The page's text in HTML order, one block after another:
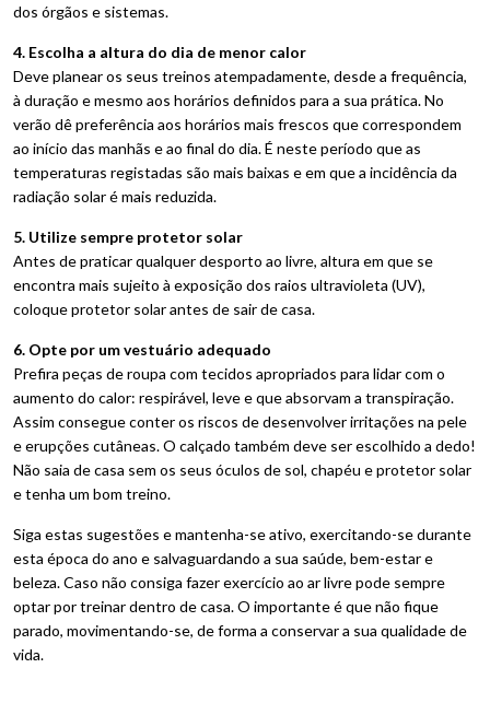
dos órgãos e sistemas.
4. Escolha a altura do dia de menor calor
Deve planear os seus treinos atempadamente, desde a frequência,
à duração e mesmo aos horários definidos para a sua prática. No
verão dê preferência aos horários mais frescos que correspondem
ao início das manhãs e ao final do dia. É neste período que as
temperaturas registadas são mais baixas e em que a incidência da
radiação solar é mais reduzida.
5. Utilize sempre protetor solar
Antes de praticar qualquer desporto ao livre, altura em que se
encontra mais sujeito à exposição dos raios ultravioleta (UV),
coloque protetor solar antes de sair de casa.
6. Opte por um vestuário adequado
Prefira peças de roupa com tecidos apropriados para lidar com o
aumento do calor: respirável, leve e que absorvam a transpiração.
Assim consegue conter os riscos de desenvolver irritações na pele
e erupções cutâneas. O calçado também deve ser escolhido a dedo!
Não saia de casa sem os seus óculos de sol, chapéu e protetor solar
e tenha um bom treino.
Siga estas sugestões e mantenha-se ativo, exercitando-se durante
esta época do ano e salvaguardando a sua saúde, bem-estar e
beleza. Caso não consiga fazer exercício ao ar livre pode sempre
optar por treinar dentro de casa. O importante é que não fique
parado, movimentando-se, de forma a conservar a sua qualidade de
vida.